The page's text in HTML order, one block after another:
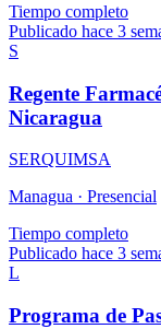
Tiempo completo
Publicado hace 3
S
Regente
Nicaragua
SERQUIMSA
Managua · Presencial
Tiempo completo
Publicado hace 3
L
Programa de